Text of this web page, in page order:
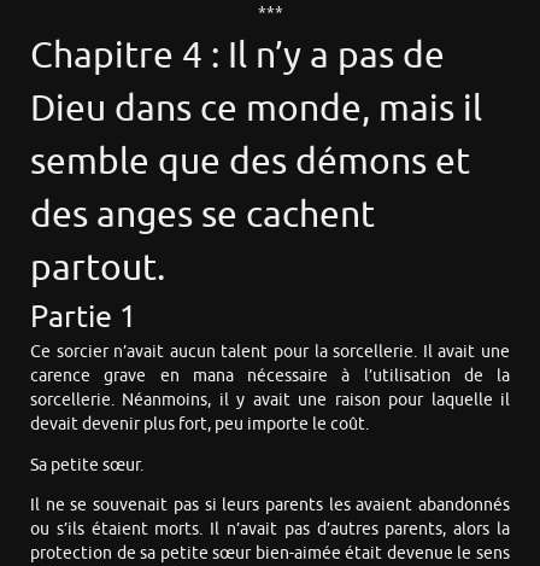
***
Chapitre 4 : Il n’y a pas de
Dieu dans ce monde, mais il
semble que des démons et
des anges se cachent
partout.
Partie 1
Ce sorcier n’avait aucun talent pour la sorcellerie. Il avait une
carence grave en mana nécessaire à l’utilisation de la
sorcellerie. Néanmoins, il y avait une raison pour laquelle il
devait devenir plus fort, peu importe le coût.
Sa petite sœur.
Il ne se souvenait pas si leurs parents les avaient abandonnés
ou s’ils étaient morts. Il n’avait pas d’autres parents, alors la
protection de sa petite sœur bien-aimée était devenue le sens